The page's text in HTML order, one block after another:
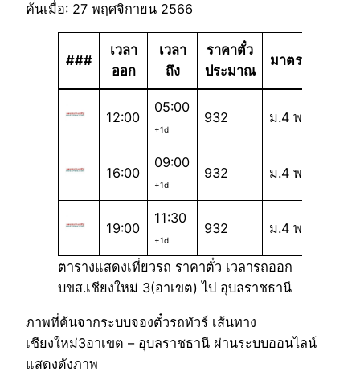
ค้นเมื่อ: 27 พฤศจิกายน 2566
###
เวลา
ออก
เวลา
ถึง
ราคาตั๋ว
ประมาณ
มาตรฐาน
12:00
05:00
+1d
932 ม.4 พ
16:00
09:00
+1d
932 ม.4 พ
19:00
11:30
+1d
932 ม.4 พ
ตารางแสดงเที่ยวรถ ราคาตั๋ว เวลารถออก
บขส.เชียงใหม่ 3(อาเขต) ไป อุบลราชธานี
ภาพที่ค้นจากระบบจองตั๋วรถทัวร์ เส้นทาง
เชียงใหม่3อาเขต – อุบลราชธานี ผ่านระบบออนไลน์
แสดงดังภาพ